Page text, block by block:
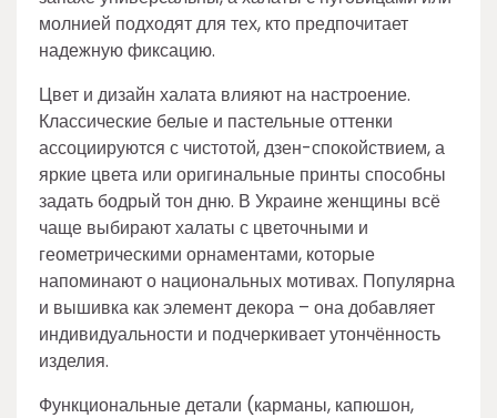
молнией подходят для тех, кто предпочитает
надежную фиксацию.
Цвет и дизайн халата влияют на настроение.
Классические белые и пастельные оттенки
ассоциируются с чистотой, дзен-спокойствием, а
яркие цвета или оригинальные принты способны
задать бодрый тон дню. В Украине женщины всё
чаще выбирают халаты с цветочными и
геометрическими орнаментами, которые
напоминают о национальных мотивах. Популярна
и вышивка как элемент декора – она добавляет
индивидуальности и подчеркивает утончённость
изделия.
Функциональные детали (карманы, капюшон,